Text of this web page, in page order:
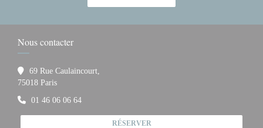
Nous contacter
69 Rue Caulaincourt,
75018 Paris((ouvre une nouvelle fenêtre))
01 46 06 06 64
RÉSERVER